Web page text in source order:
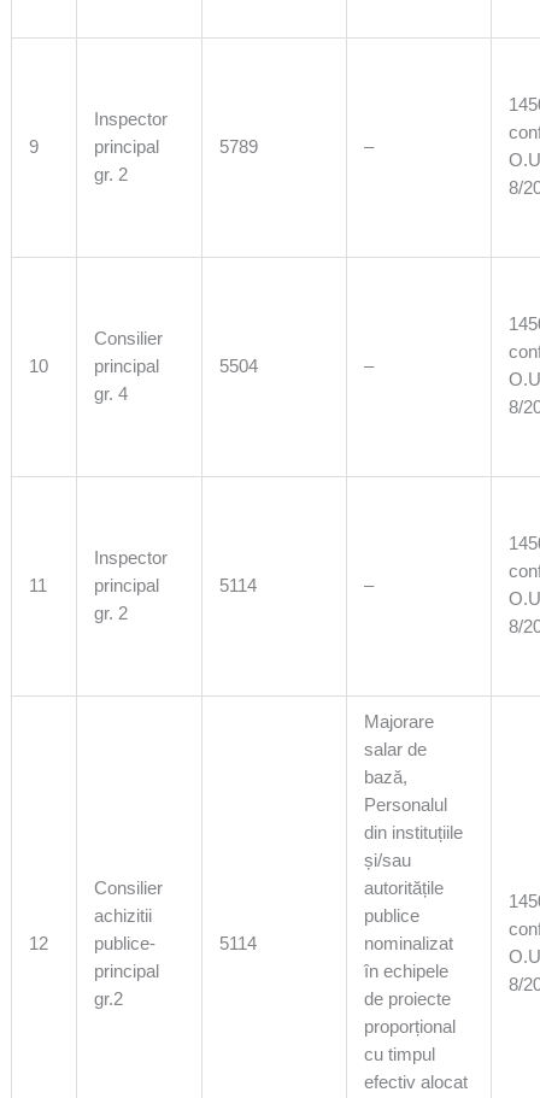
9
Inspector
principal
gr. 2
5789 –
8/
10
Consilier
principal
gr. 4
5504 –
8/
11
Inspector
principal
gr. 2
5114 –
8/
12
Consilier
achizitii
publice-
principal
gr.2
5114
Majorare
salar de
bază,
Personalul
din instituțiile
și/sau
autoritățile
publice
nominalizat
în echipele
de proiecte
proporțional
cu timpul
efectiv alocat
8/